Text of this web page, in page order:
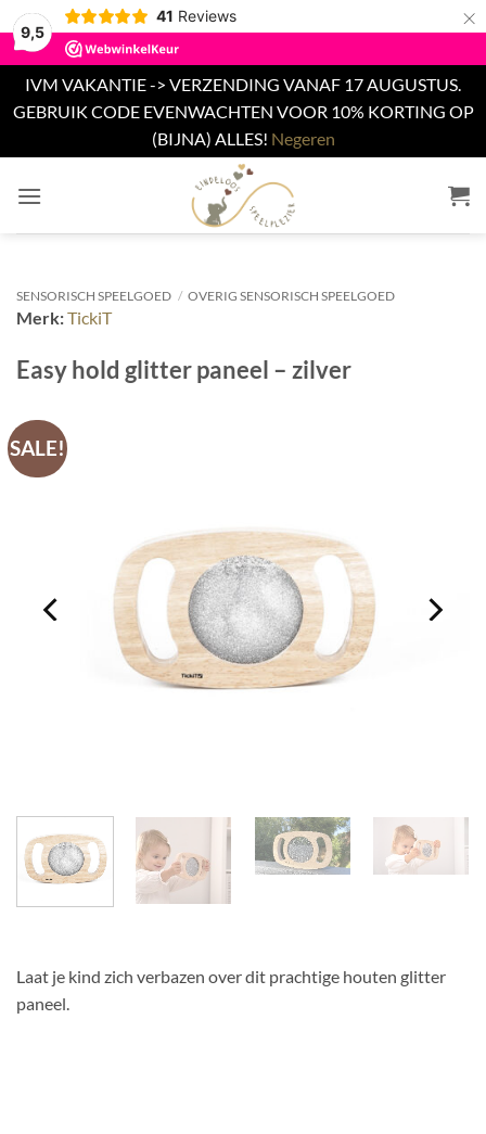
9,5
41 Reviews ×
IVM VAKANTIE -> VERZENDING VANAF 17 AUGUSTUS.
GEBRUIK CODE EVENWACHTEN VOOR 10% KORTING OP
(BIJNA) ALLES! Negeren
naar
SENSORISCH SPEELGOED / OVERIG SENSORISCH SPEELGOED
Merk:TickiT
Easy hold glitter paneel – zilver
SALE!
Laat je kind zich verbazen over dit prachtige houten glitter
paneel.